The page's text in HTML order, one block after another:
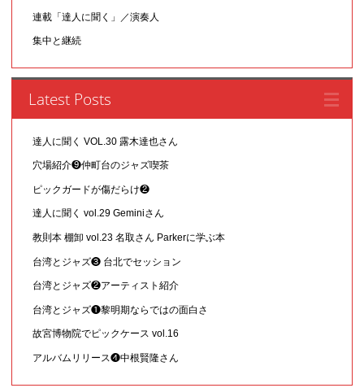
連載「達人に聞く」／演奏人
集中と継続
Latest Posts
達人に聞く VOL.30 露木達也さん
穴場紹介❾仲町台のジャズ喫茶
ピックガードが傷だらけ❷
達人に聞く vol.29 Geminiさん
教則本 棚卸 vol.23 名取さん Parkerに学ぶ本
台湾とジャズ❸ 台北でセッション
台湾とジャズ❷アーティスト紹介
台湾とジャズ❶黎明期ならではの面白さ
故宮博物院でピックケース vol.16
アルバムリリース❹中根賢隆さん